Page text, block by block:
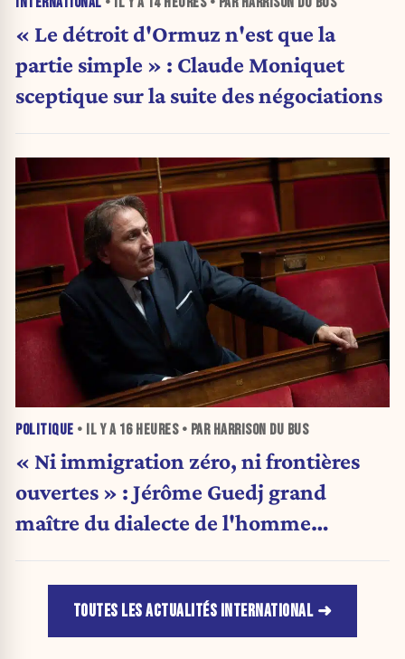
« Le détroit d'Ormuz n'est que la
partie simple » : Claude Moniquet
sceptique sur la suite des négociations
POLITIQUE • IL Y A 16 HEURES• PAR HARRISON DU BUS
« Ni immigration zéro, ni frontières
ouvertes » : Jérôme Guedj grand
maître du dialecte de l'homme
TOUTES LES ACTUALITÉS INTERNATIONAL